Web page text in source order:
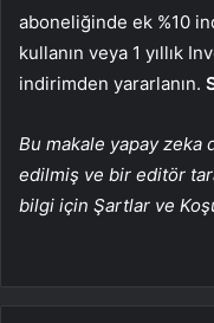
aboneliğinde ek %10
kullanın veya 1 yıllık
indirimden yararlanın.
Bu makale yapay
edilmiş ve bir editör
bilgi için Şartlar ve